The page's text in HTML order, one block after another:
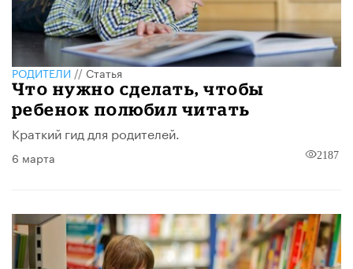
РОДИТЕЛИ//Статья
Что нужно сделать, чтобы
ребенок полюбил читать
Краткий гид для родителей.
6 марта 2187